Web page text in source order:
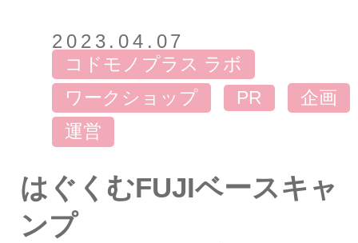
2023.04.07
コドモノプラス ラボ
ワークショップ
PR
企画
運営
はぐくむFUJIベースキャ
ンプ